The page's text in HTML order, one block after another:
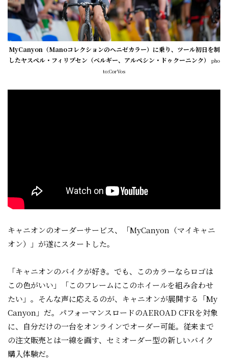
MyCanyon（Manoコレクションのヘニゼカラー）に乗り、ツール初日を制
したヤスペル・フィリプセン（ベルギー、アルペシン・ドゥクーニンク） pho
to:CorVos
キャニオンのオーダーサービス、「MyCanyon（マイキャニ
オン）」が遂にスタートした。
「キャニオンのバイクが好き。でも、このカラーならロゴは
この色がいい」「このフレームにこのホイールを組み合わせ
たい」。そんな声に応えるのが、キャニオンが展開する「My
Canyon」だ。パフォーマンスロードのAEROAD CFRを対象
に、自分だけの一台をオンラインでオーダー可能。従来まで
の注文販売とは一線を画す、セミオーダー型の新しいバイク
購入体験だ。